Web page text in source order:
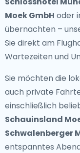
Moek GmbH oder
übernachten –
Sie direkt am
Wartezeiten und
Sie möchten die
auch private
einschließlich
Schauinsland
Schwalenberger
entspanntes